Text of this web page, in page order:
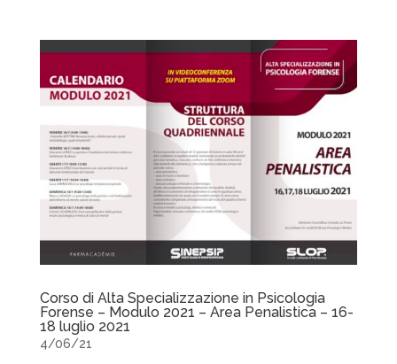
Corso di Alta Specializzazione in Psicologia
Forense – Modulo 2021 – Area Penalistica – 16-
18 luglio 2021
4/06/21